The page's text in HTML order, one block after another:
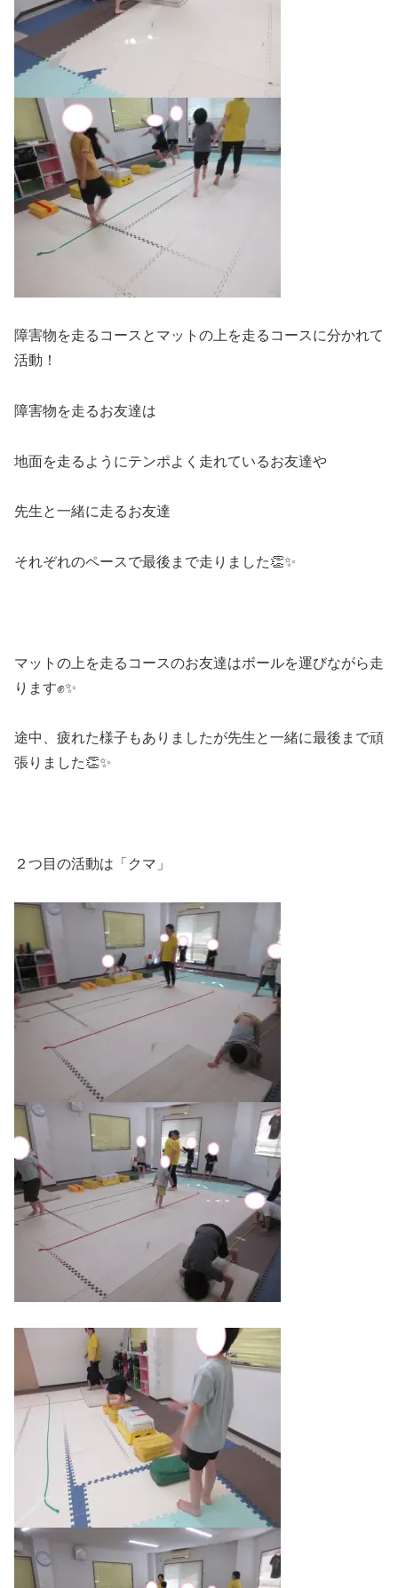
障害物を走るコースとマットの上を走るコースに分かれて
活動！
障害物を走るお友達は
地面を走るようにテンポよく走れているお友達や
先生と一緒に走るお友達
それぞれのペースで最後まで走りました👏✨
マットの上を走るコースのお友達はボールを運びながら走
ります✊✨
途中、疲れた様子もありましたが先生と一緒に最後まで頑
張りました👏✨
２つ目の活動は「クマ」